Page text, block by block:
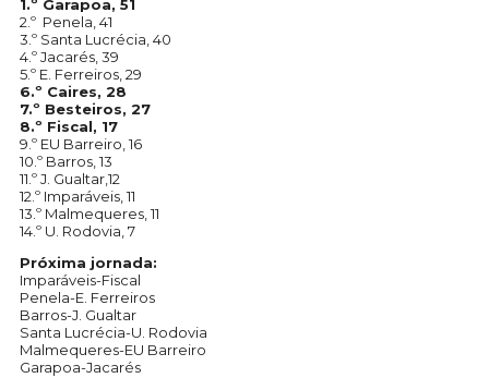
1.º Garapoa, 51
2.º Penela, 41
3.º Santa Lucrécia, 40
4.º Jacarés, 39
5.º E. Ferreiros, 29
6.º Caires, 28
7.º Besteiros, 27
8.º Fiscal, 17
9.º EU Barreiro, 16
10.º Barros, 13
11.º J. Gualtar,12
12.º Imparáveis, 11
13.º Malmequeres, 11
14.º U. Rodovia, 7
Próxima jornada:
Imparáveis-Fiscal
Penela-E. Ferreiros
Barros-J. Gualtar
Santa Lucrécia-U. Rodovia
Malmequeres-EU Barreiro
Garapoa-Jacarés